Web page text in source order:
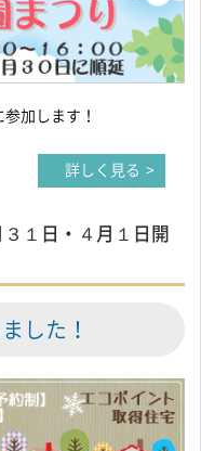
加します！
詳しく見る
１日・４月１日開
した！